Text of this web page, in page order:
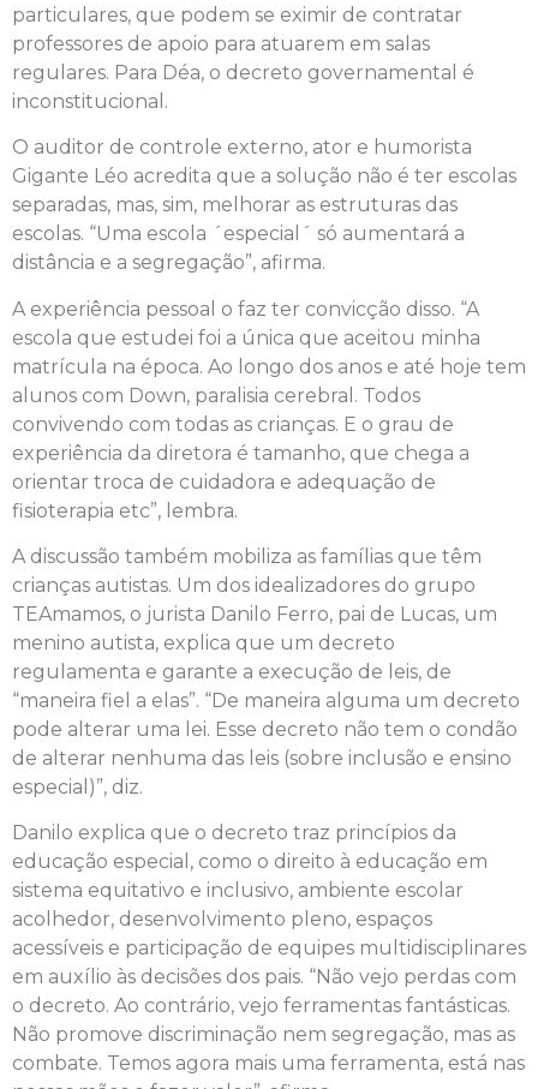
particulares, que podem se eximir de contratar
professores de apoio para atuarem em salas
regulares. Para Déa, o decreto governamental é
inconstitucional.
O auditor de controle externo, ator e humorista
Gigante Léo acredita que a solução não é ter escolas
separadas, mas, sim, melhorar as estruturas das
escolas. “Uma escola ´especial´ só aumentará a
distância e a segregação”, afirma.
A experiência pessoal o faz ter convicção disso. “A
escola que estudei foi a única que aceitou minha
matrícula na época. Ao longo dos anos e até hoje tem
alunos com Down, paralisia cerebral. Todos
convivendo com todas as crianças. E o grau de
experiência da diretora é tamanho, que chega a
orientar troca de cuidadora e adequação de
fisioterapia etc”, lembra.
A discussão também mobiliza as famílias que têm
crianças autistas. Um dos idealizadores do grupo
TEAmamos, o jurista Danilo Ferro, pai de Lucas, um
menino autista, explica que um decreto
regulamenta e garante a execução de leis, de
“maneira fiel a elas”. “De maneira alguma um decreto
pode alterar uma lei. Esse decreto não tem o condão
de alterar nenhuma das leis (sobre inclusão e ensino
especial)”, diz.
Danilo explica que o decreto traz princípios da
educação especial, como o direito à educação em
sistema equitativo e inclusivo, ambiente escolar
acolhedor, desenvolvimento pleno, espaços
acessíveis e participação de equipes multidisciplinares
em auxílio às decisões dos pais. “Não vejo perdas com
o decreto. Ao contrário, vejo ferramentas fantásticas.
Não promove discriminação nem segregação, mas as
combate. Temos agora mais uma ferramenta, está nas